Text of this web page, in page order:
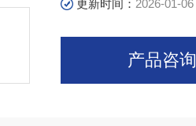
更新时间： 2026-01-06
产品咨询